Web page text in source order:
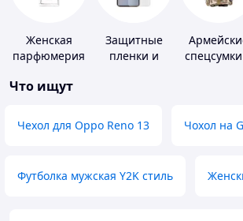
Женская
парфюмерия
Защитные
пленки и
Что ищут
Чехол для Oppo Reno 13 Чохол на
Футболка мужская Y2K стиль